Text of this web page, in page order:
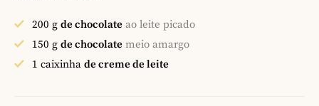
200 g de chocolate ao leite picado
150 g de chocolate meio amargo
1 caixinha de creme de leite